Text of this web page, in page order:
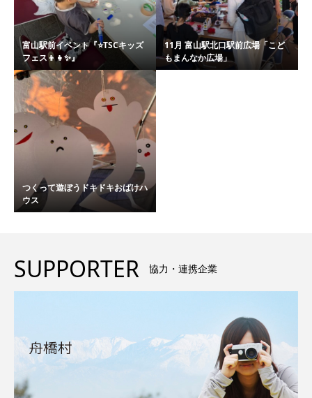
富山駅前イベント『⭐️TSCキッズ
フェス👦👧✨』
11月 富山駅北口駅前広場「こど
もまんなか広場」
つくって遊ぼうドキドキおばけハ
ウス
SUPPORTER 協力・連携企業